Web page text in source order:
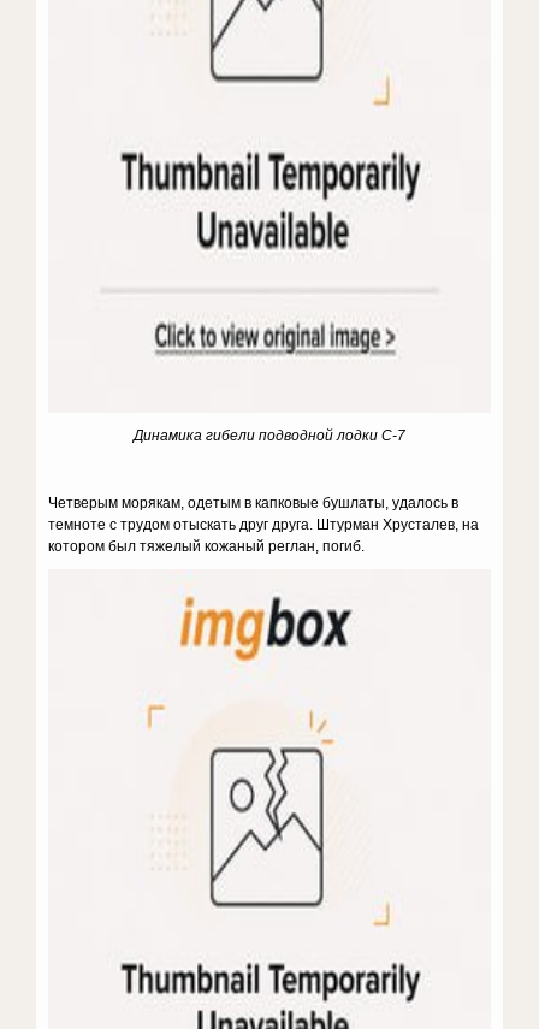
Динамика гибели подводной лодки С-7
Четверым морякам, одетым в капковые бушлаты, удалось в
темноте с трудом отыскать друг друга. Штурман Хрусталев, на
котором был тяжелый кожаный реглан, погиб.